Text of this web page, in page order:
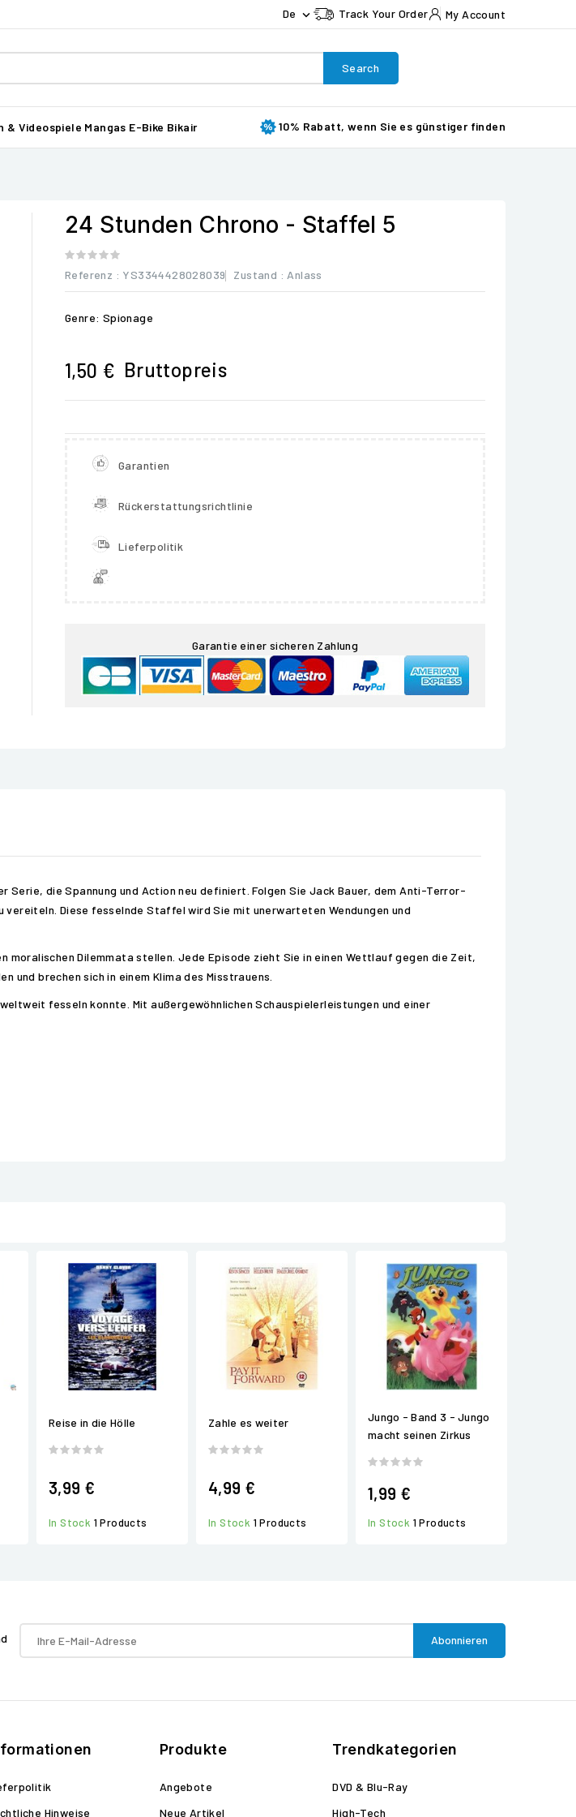
De  Track Your Order My Account
Search
& Videospiele Mangas E-Bike Bikair 10% Rabatt, wenn Sie es günstiger finden
24 Stunden Chrono - Staffel 5
Referenz : YS3344428028039 Zustand : Anlass
Genre: Spionage
1,50 € Bruttopreis
Garantien
Rückerstattungsrichtlinie
Lieferpolitik
Garantie einer sicheren Zahlung
die Spannung und Action neu definiert. Folgen Sie Jack Bauer, dem Anti-Terror-
Diese fesselnde Staffel wird Sie mit unerwarteten Wendungen und
Dilemmata stellen. Jede Episode zieht Sie in einen Wettlauf gegen die Zeit,
und brechen sich in einem Klima des Misstrauens.
fesseln konnte. Mit außergewöhnlichen Schauspielerleistungen und einer
Reise in die Hölle
3,99 €
In Stock 1 Products
Zahle es weiter
4,99 €
In Stock 1 Products
Jungo - Band 3 - Jungo
macht seinen Zirkus
1,99 €
In Stock 1 Products
Hinweise
Produkte
Angebote
Neue Artikel
Trendkategorien
DVD & Blu-Ray
High-Tech